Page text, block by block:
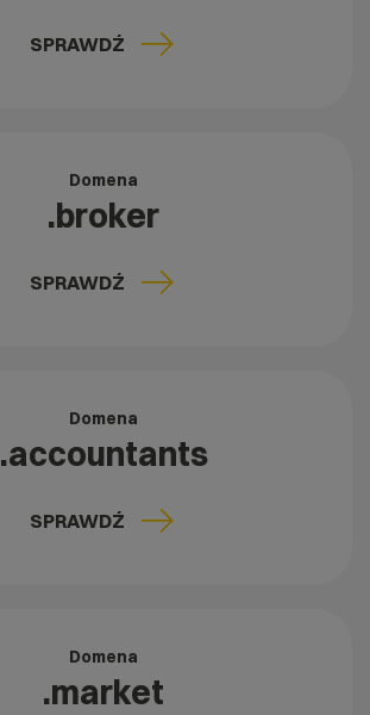
SPRAWDŹ
Domena
.broker
SPRAWDŹ
Domena
.accountants
SPRAWDŹ
Domena
.market